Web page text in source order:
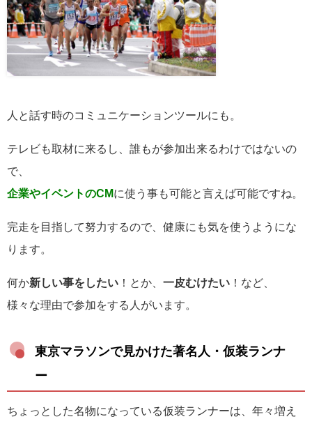
人と話す時のコミュニケーションツールにも。
テレビも取材に来るし、誰もが参加出来るわけではないの
で、
企業やイベントのCMに使う事も可能と言えば可能ですね。
完走を目指して努力するので、健康にも気を使うようにな
ります。
何か新しい事をしたい ！とか、 一皮むけたい ！など、
様々な理由で参加をする人がいます。
東京マラソンで見かけた著名人・仮装ランナ
ー
ちょっとした名物になっている仮装ランナーは、年々増え